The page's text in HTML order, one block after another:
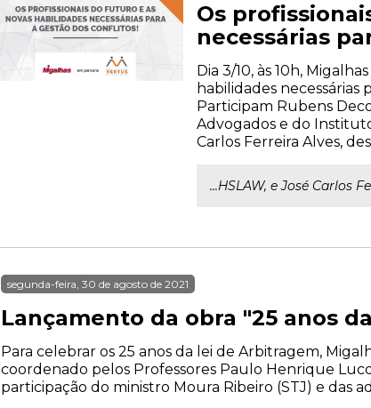
Os
necessárias
Dia 3/10, às 10h,
habilidades
Participam Rubens
Advogados e do
Carlos Ferreira Alves,
...HSLAW, e José Carlos
segunda-feira, 30 de agosto de 2021
Lançamento da obra "25 anos
Para celebrar os 25 anos da lei de Arbitragem,
coordenado pelos Professores Paulo Henrique
participação do ministro Moura Ribeiro (STJ) e das